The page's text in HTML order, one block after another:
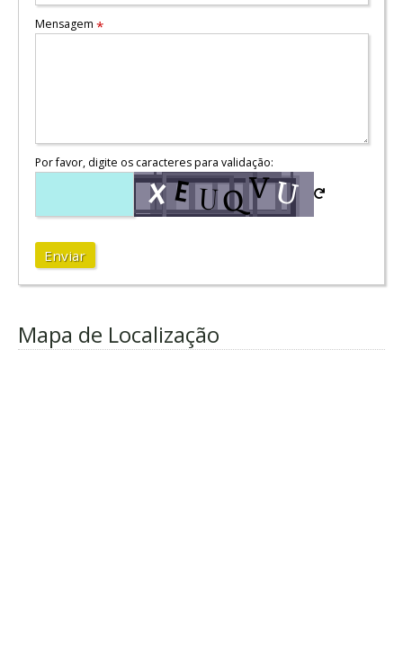
Mensagem *
Por favor, digite os caracteres para validação:
Enviar
Mapa de Localização